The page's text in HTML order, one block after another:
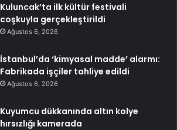
Kuluncak’ta ilk kültür festivali
coşkuyla gerçekleştirildi
Ağustos 6, 2026
İstanbul’da ‘kimyasal madde’ alarmı:
Fabrikada işçiler tahliye edildi
Ağustos 6, 2026
Kuyumcu dükkanında altın kolye
hırsızlığı kamerada